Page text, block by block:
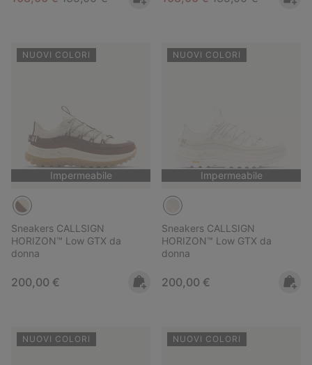
NUOVI COLORI
Impermeabile
Sneakers CALLSIGN
HORIZON™ Low GTX da
donna
Regular price:
200,00 €
NUOVI COLORI
Impermeabile
Sneakers CALLSIGN
HORIZON™ Low GTX da
donna
Regular price:
200,00 €
NUOVI COLORI NUOVI COLORI